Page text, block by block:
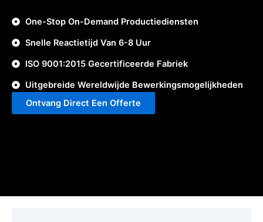
One-Stop On-Demand Productiediensten
Snelle Reactietijd Van 6-8 Uur
ISO 9001:2015 Gecertificeerde Fabriek
Uitgebreide Wereldwijde Bewerkingsmogelijkheden
Ontvang Direct Een Offerte